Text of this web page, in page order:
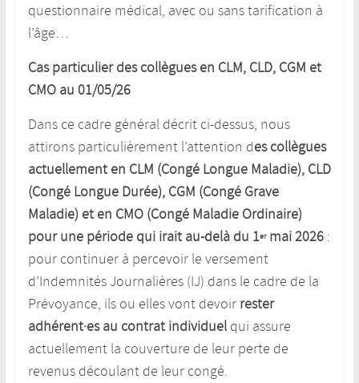
questionnaire médical, avec ou sans tarification à
l’âge…
Cas particulier des collègues en CLM, CLD, CGM et
CMO au 01/05/26
Dans ce cadre général décrit ci-dessus, nous
attirons particulièrement l’attention des collègues
actuellement en CLM (Congé Longue Maladie), CLD
(Congé Longue Durée), CGM (Congé Grave
Maladie) et en CMO (Congé Maladie Ordinaire)
pour une période qui irait au-delà du 1ermai 2026:
pour continuer à percevoir le versement
d’Indemnités Journalières (IJ) dans le cadre de la
Prévoyance, ils ou elles vont devoir rester
adhérent·es au contrat individuelqui assure
actuellement la couverture de leur perte de
revenus découlant de leur congé.